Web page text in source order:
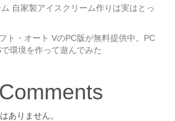
自家製アイスクリーム作りは実はとっ
ト・オート VのPC版が無料提供中。PC
環境を作って遊んでみた
ありません。